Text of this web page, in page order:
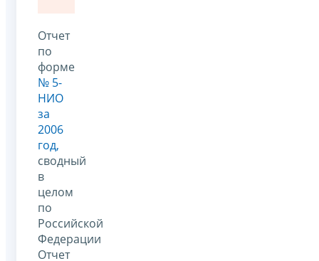
Отчет
по
форме
№ 5-
НИО
за
2006
год,
сводный
в
целом
по
Российской
Федерации
Отчет